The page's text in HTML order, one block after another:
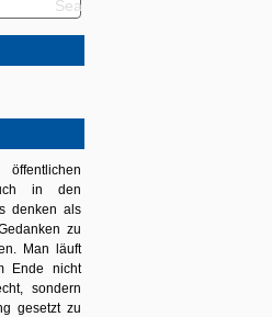
in den
denken als
zu
Man läuft
Ende nicht
sondern
gesetzt zu